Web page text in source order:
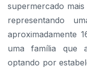
supermercado
representando
aproximadamente
uma família que
optando por